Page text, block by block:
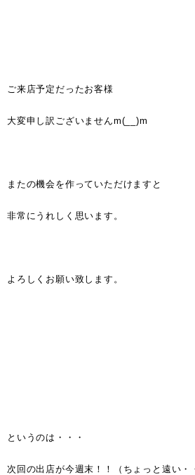
ご来店予定だったお客様
大変申し訳ございませんm(__)m
またの機会を作っていただけますと
非常にうれしく思います。
よろしくお願い致します。
というのは・・・
次回の出店が今週末！！（ちょっと遠い・